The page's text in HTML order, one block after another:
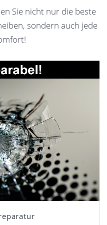
Sie nicht nur die beste
sondern auch jede